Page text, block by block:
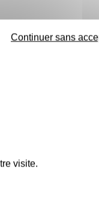
visite.
Continuer sans
et de l’eau
vos